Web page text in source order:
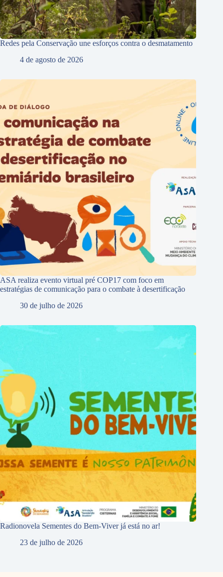
Redes pela Conservação une esforços contra o desmatamento
4 de agosto de 2026
ASA realiza evento virtual pré COP17 com foco em
estratégias de comunicação para o combate à desertificação
30 de julho de 2026
Radionovela Sementes do Bem-Viver já está no ar!
23 de julho de 2026